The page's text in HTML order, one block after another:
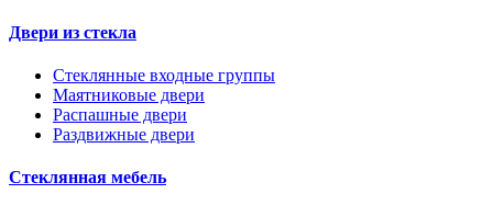
Двери из стекла
Стеклянные входные группы
Маятниковые двери
Распашные двери
Раздвижные двери
Стеклянная мебель